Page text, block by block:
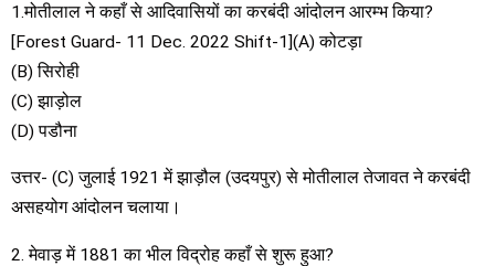
1.मोतीलाल ने कहाँ से आदिवासियों का करबंदी आंदोलन आरम्भ किया?
[Forest Guard- 11 Dec. 2022 Shift-1](A) कोटड़ा
(B) सिरोही
(C) झाड़ोल
(D) पडौना
उत्तर- (C) जुलाई 1921 में झाड़ौल (उदयपुर) से मोतीलाल तेजावत ने करबंदी
असहयोग आंदोलन चलाया।
2. मेवाड़ में 1881 का भील विद्रोह कहाँ से शुरू हुआ?